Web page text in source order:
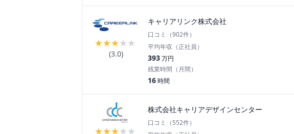
★★★★★
(3.0)
キャリアリンク株式会社
口コミ（902件）
平均年収（正社員）
393万円
残業時間（月間）
16時間
★★★★★
株式会社キャリアデザインセンター
口コミ（552件）